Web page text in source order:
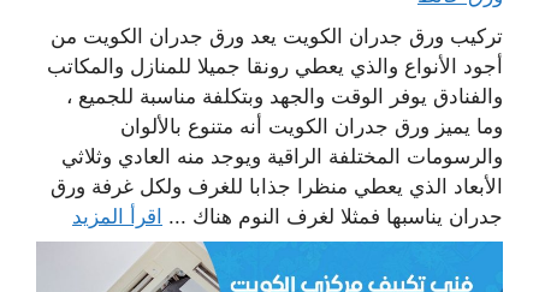
تركيب ورق جدران الكويت يعد ورق جدران الكويت من
أجود الأنواع والذي يعطي رونقا جميلا للمنازل والمكاتب
والفنادق يوفر الوقت والجهد وبتكلفة مناسبة للجميع ،
وما يميز ورق جدران الكويت أنه متنوع بالألوان
والرسومات المختلفة الراقية ويوجد منه العادي وثلاثي
الأبعاد الذي يعطي منظرا جذابا للغرف ولكل غرفة ورق
جدران يناسبها فمثلا لغرف النوم هناك ... اقرأ المزيد